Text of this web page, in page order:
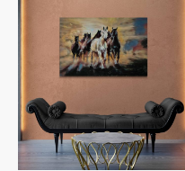
through
KM160.00